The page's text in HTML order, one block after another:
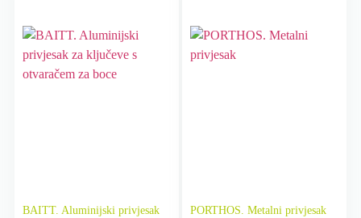
BAITT. Aluminijski privjesak
PORTHOS. Metalni privjesak